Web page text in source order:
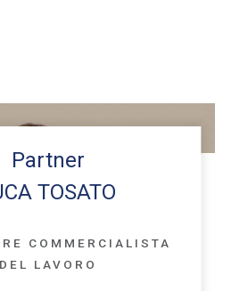
Partner
TOSATO
COMMERCIALISTA
DEL LAVORO